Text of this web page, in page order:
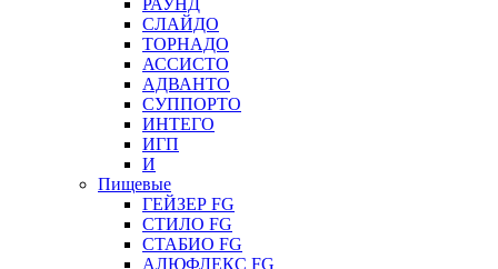
РАУНД
СЛАЙДО
ТОРНАДО
АССИСТО
АДВАНТО
СУППОРТО
ИНТЕГО
ИГП
И
Пищевые
ГЕЙЗЕР FG
СТИЛО FG
СТАБИО FG
АЛЮФЛЕКС FG